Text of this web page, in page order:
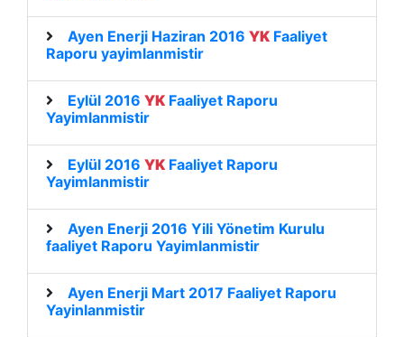
Ayen Enerji Haziran 2016 YK Faaliyet
Raporu yayimlanmistir
Eylül 2016 YK Faaliyet Raporu
Yayimlanmistir
Eylül 2016 YK Faaliyet Raporu
Yayimlanmistir
Ayen Enerji 2016 Yili Yönetim Kurulu
faaliyet Raporu Yayimlanmistir
Ayen Enerji Mart 2017 Faaliyet Raporu
Yayinlanmistir